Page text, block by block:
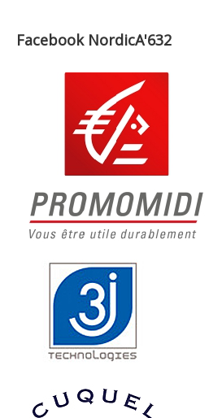
Facebook NordicA'632